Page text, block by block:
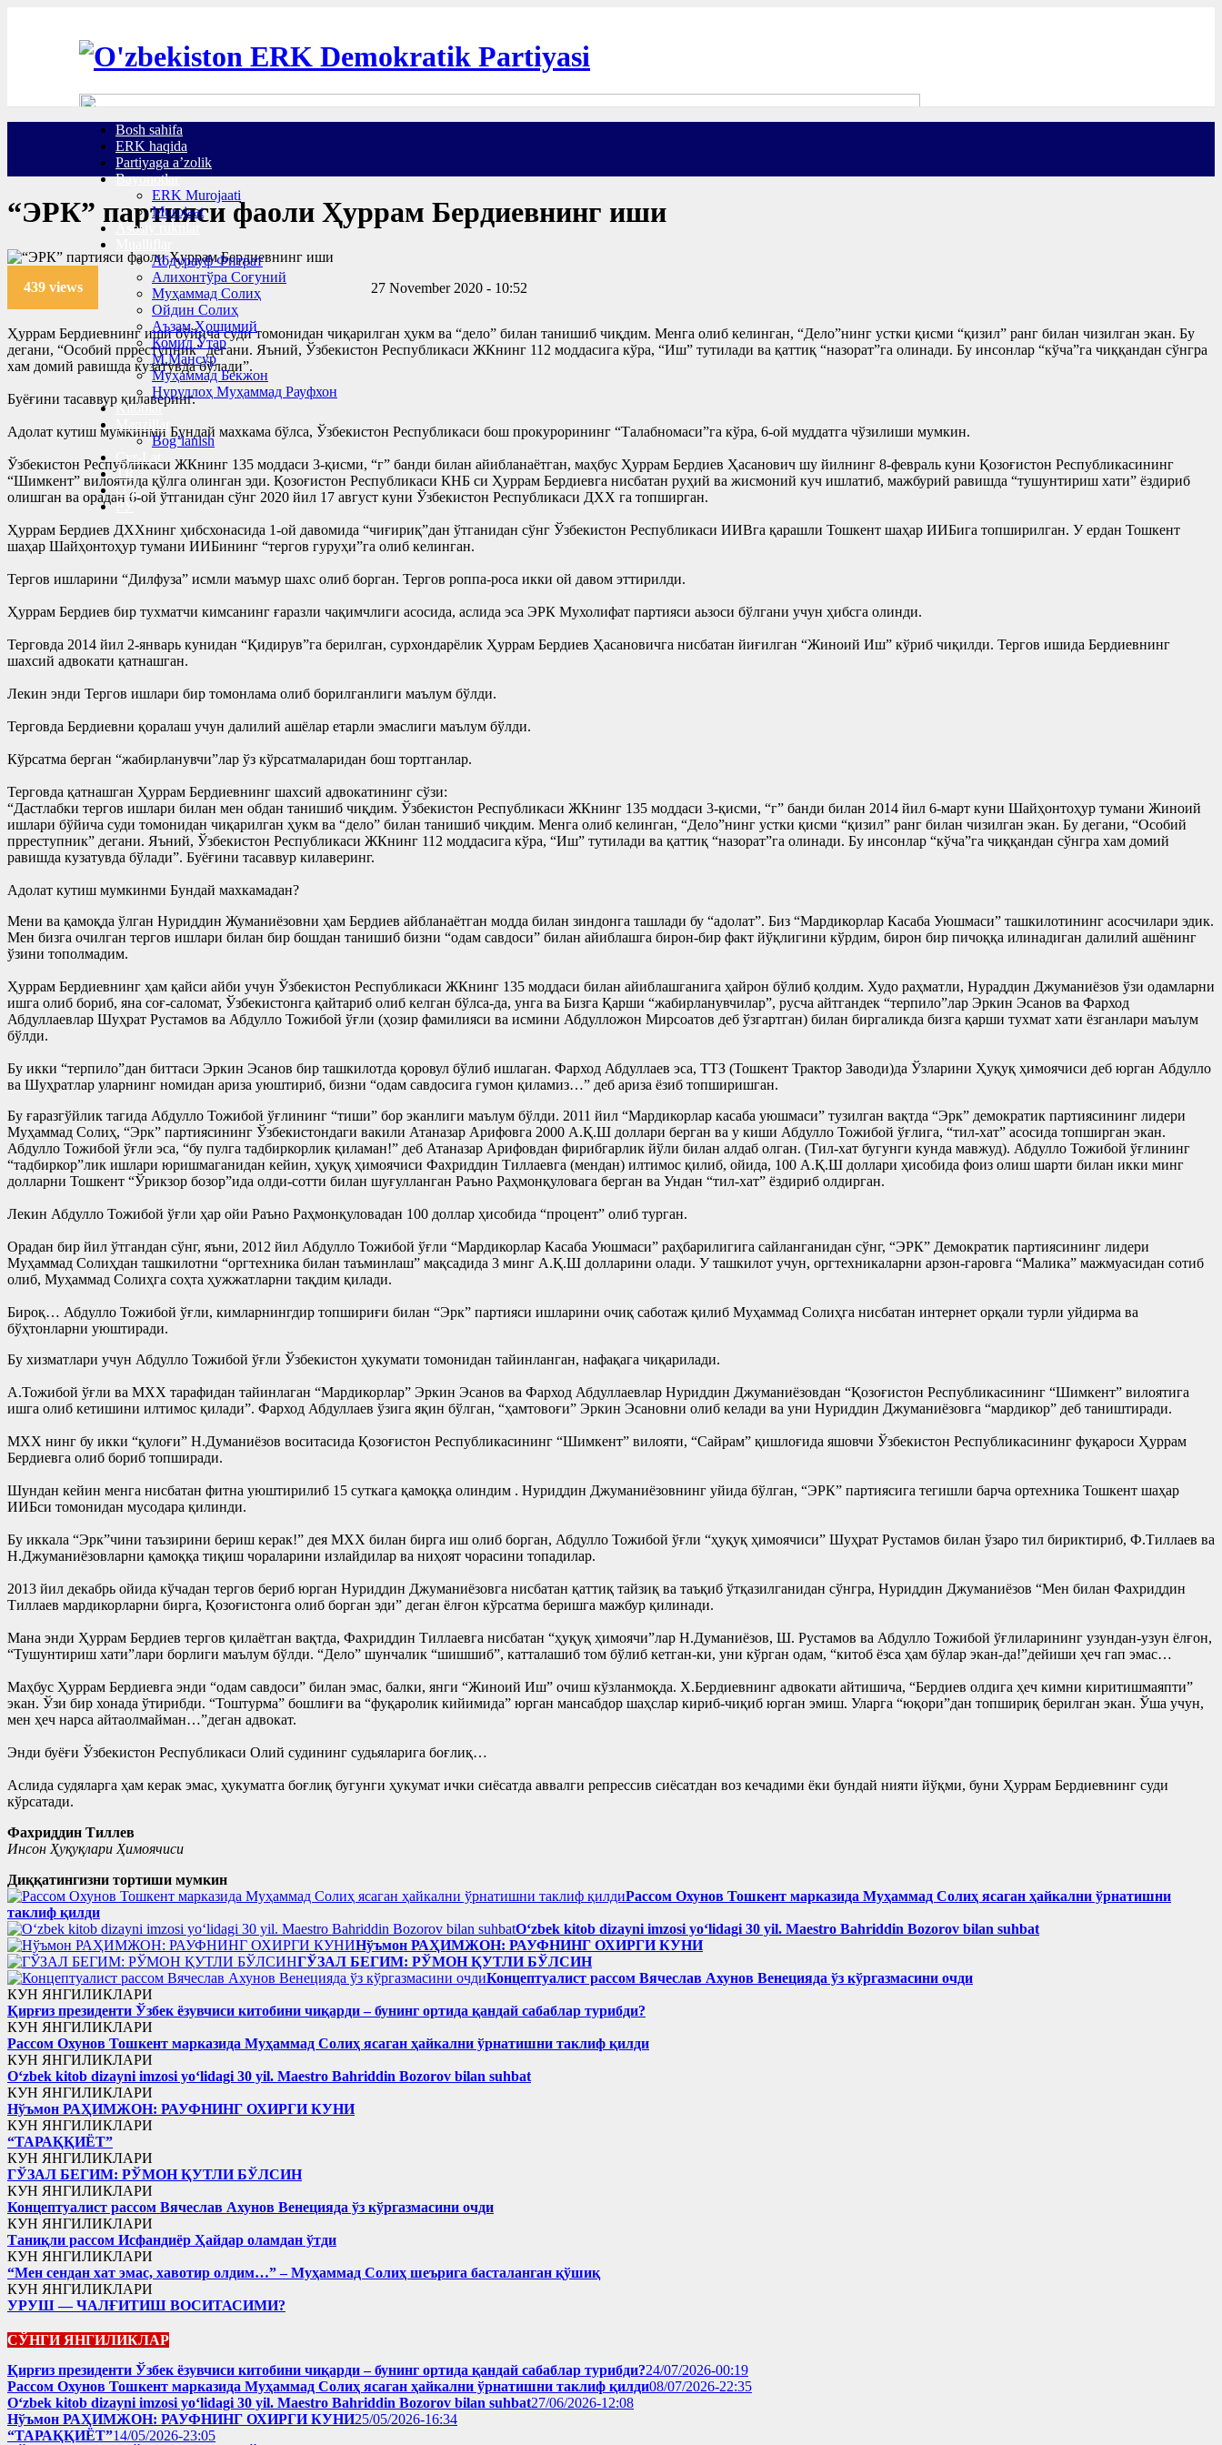
Bosh sahifa
ERK haqida
Partiyaga a’zolik
Bayonotlar
ERK Murojaati
Murojaat
Asosiy ruknlar
Абдурауф Фитрат
Алихонтўра Соғуний
Муҳаммад Солиҳ
Ойдин Солиҳ
Аъзам Ҳошимий
Комил Ўтар
М.Мансур
Муҳаммад Бекжон
Нуруллоҳ Муҳаммад Рауфхон
Kitoblar
Bog’lanish
Cyr-Lat
TR
O’Z
РУ
“ЭРК” партияси фаоли Ҳуррам Бердиевнинг иши
439 views 27 November 2020 - 10:52
Ҳуррам Бердиевнинг иши бўйича суди томонидан чиқарилган ҳукм ва “дело” билан танишиб чиқдим. Менга олиб келинган, “Дело”нинг устки қисми “қизил” ранг билан чизилган экан. Бу
дегани, “Особий прреступник” дегани. Яъний, Ўзбекистон Республикаси ЖКнинг 112 моддасига кўра, “Иш” тутилади ва қаттиқ “назорат”га олинади. Бу инсонлар “кўча”га чиққандан сўнгра
хам домий равишда кузатувда бўлади”.
Буёғини тасаввур қилаверинг.
Адолат кутиш мумкинми Бундай махкама бўлса, Ўзбекистон Республикаси бош прокурорининг “Талабномаси”га кўра, 6-ой муддатга чўзилиши мумкин.
Ўзбекистон Республикаси ЖКнинг 135 моддаси 3-қисми, “г” банди билан айибланаётган, маҳбус Ҳуррам Бердиев Ҳасанович шу йилнинг 8-февраль куни Қозоғистон Республикасининг
“Шимкент” вилоятида қўлга олинган эди. Қозоғистон Республикаси КНБ си Ҳуррам Бердиевга нисбатан руҳий ва жисмоний куч ишлатиб, мажбурий равишда “тушунтириш хати” ёздириб
олишган ва орадан 6-ой ўтганидан сўнг 2020 йил 17 август куни Ўзбекистон Республикаси ДХХ га топширган.
Ҳуррам Бердиев ДХХнинг ҳибсхонасида 1-ой давомида “чиғириқ”дан ўтганидан сўнг Ўзбекистон Республикаси ИИВга қарашли Тошкент шаҳар ИИБига топширилган. У ердан Тошкент
шаҳар Шайҳонтоҳур тумани ИИБининг “тергов гуруҳи”га олиб келинган.
Тергов ишларини “Дилфуза” исмли маъмур шахс олиб борган. Тергов роппа-роса икки ой давом эттирилди.
Ҳуррам Бердиев бир тухматчи кимсанинг ғаразли чақимчлиги асосида, аслида эса ЭРК Мухолифат партияси аьзоси бўлгани учун ҳибсга олинди.
Терговда 2014 йил 2-январь кунидан “Қидирув”га берилган, сурхондарёлик Ҳуррам Бердиев Ҳасановичга нисбатан йиғилган “Жиноий Иш” кўриб чиқилди. Тергов ишида Бердиевнинг
шахсий адвокати қатнашган.
Лекин энди Тергов ишлари бир томонлама олиб борилганлиги маълум бўлди.
Терговда Бердиевни қоралаш учун далилий ашёлар етарли эмаслиги маълум бўлди.
Кўрсатма берган “жабирланувчи”лар ўз кўрсатмаларидан бош тортганлар.
Терговда қатнашган Ҳуррам Бердиевнинг шахсий адвокатининг сўзи:
“Дастлабки тергов ишлари билан мен обдан танишиб чиқдим. Ўзбекистон Республикаси ЖКнинг 135 моддаси 3-қисми, “г” банди билан 2014 йил 6-март куни Шайҳонтоҳур тумани Жиноий
ишлари бўйича суди томонидан чиқарилган ҳукм ва “дело” билан танишиб чиқдим. Менга олиб келинган, “Дело”нинг устки қисми “қизил” ранг билан чизилган экан. Бу дегани, “Особий
прреступник” дегани. Яъний, Ўзбекистон Республикаси ЖКнинг 112 моддасига кўра, “Иш” тутилади ва қаттиқ “назорат”га олинади. Бу инсонлар “кўча”га чиққандан сўнгра хам домий
равишда кузатувда бўлади”. Буёғини тасаввур килаверинг.
Адолат кутиш мумкинми Бундай махкамадан?
Мени ва қамоқда ўлган Нуриддин Жуманиёзовни ҳам Бердиев айбланаётган модда билан зиндонга ташлади бу “адолат”. Биз “Мардикорлар Касаба Уюшмаси” ташкилотининг асосчилари эдик.
Мен бизга очилган тергов ишлари билан бир бошдан танишиб бизни “одам савдоси” билан айиблашга бирон-бир факт йўқлигини кўрдим, бирон бир пичоққа илинадиган далилий ашёнинг
ўзини тополмадим.
Ҳуррам Бердиевнинг ҳам қайси айби учун Ўзбекистон Республикаси ЖКнинг 135 моддаси билан айиблашганига ҳайрон бўлиб қолдим. Худо раҳматли, Нураддин Джуманиёзов ўзи одамларни
ишга олиб бориб, яна соғ-саломат, Ўзбекистонга қайтариб олиб келган бўлса-да, унга ва Бизга Қарши “жабирланувчилар”, русча айтгандек “терпило”лар Эркин Эсанов ва Фарход
Абдуллаевлар Шуҳрат Рустамов ва Абдулло Тожибой ўғли (ҳозир фамилияси ва исмини Абдулложон Мирсоатов деб ўзгартган) билан биргаликда бизга қарши тухмат хати ёзганлари маълум
бўлди.
Бу икки “терпило”дан биттаси Эркин Эсанов бир ташкилотда қоровул бўлиб ишлаган. Фарход Абдуллаев эса, ТТЗ (Тошкент Трактор Заводи)да Ўзларини Ҳуқуқ ҳимоячиси деб юрган Абдулло
ва Шуҳратлар уларнинг номидан ариза уюштириб, бизни “одам савдосига гумон қиламиз…” деб ариза ёзиб топширишган.
Бу ғаразгўйлик тагида Абдулло Тожибой ўғлининг “тиши” бор эканлиги маълум бўлди. 2011 йил “Мардикорлар касаба уюшмаси” тузилган вақтда “Эрк” демократик партиясининг лидери
Муҳаммад Солиҳ, “Эрк” партиясининг Ўзбекистондаги вакили Атаназар Арифовга 2000 А.Қ.Ш доллари берган ва у киши Абдулло Тожибой ўғлига, “тил-хат” асосида топширган экан.
Абдулло Тожибой ўғли эса, “бу пулга тадбиркорлик қиламан!” деб Атаназар Арифовдан фирибгарлик йўли билан алдаб олган. (Тил-хат бугунги кунда мавжуд). Абдулло Тожибой ўғлининг
“тадбиркор”лик ишлари юришмаганидан кейин, ҳуқуқ ҳимоячиси Фахриддин Тиллаевга (мендан) илтимос қилиб, ойида, 100 А.Қ.Ш доллари ҳисобида фоиз олиш шарти билан икки минг
долларни Тошкент “Ўрикзор бозор”ида олди-сотти билан шуғулланган Раъно Раҳмонқуловага берган ва Ундан “тил-хат” ёздириб олдирган.
Лекин Абдулло Тожибой ўғли ҳар ойи Раъно Раҳмонқуловадан 100 доллар ҳисобида “процент” олиб турган.
Орадан бир йил ўтгандан сўнг, яъни, 2012 йил Абдулло Тожибой ўғли “Мардикорлар Касаба Уюшмаси” раҳбарилигига сайланганидан сўнг, “ЭРК” Демократик партиясининг лидери
Муҳаммад Солиҳдан ташкилотни “оргтехника билан таъминлаш” мақсадида 3 минг А.Қ.Ш долларини олади. У ташкилот учун, оргтехникаларни арзон-гаровга “Малика” мажмуасидан сотиб
олиб, Муҳаммад Солиҳга соҳта ҳужжатларни тақдим қилади.
Бироқ… Абдулло Тожибой ўғли, кимларнингдир топшириғи билан “Эрк” партияси ишларини очиқ саботаж қилиб Муҳаммад Солиҳга нисбатан интернет орқали турли уйдирма ва
бўҳтонларни уюштиради.
Бу хизматлари учун Абдулло Тожибой ўғли Ўзбекистон ҳукумати томонидан тайинланган, нафақага чиқарилади.
А.Тожибой ўғли ва МХХ тарафидан тайинлаган “Мардикорлар” Эркин Эсанов ва Фарход Абдуллаевлар Нуриддин Джуманиёзовдан “Қозоғистон Республикасининг “Шимкент” вилоятига
ишга олиб кетишини илтимос қилади”. Фарход Абдуллаев ўзига яқин бўлган, “ҳамтовоғи” Эркин Эсановни олиб келади ва уни Нуриддин Джуманиёзовга “мардикор” деб таништиради.
МХХ нинг бу икки “қулоғи” Н.Думаниёзов воситасида Қозоғистон Республикасининг “Шимкент” вилояти, “Сайрам” қишлоғида яшовчи Ўзбекистон Республикасининг фуқароси Ҳуррам
Бердиевга олиб бориб топширади.
Шундан кейин менга нисбатан фитна уюштирилиб 15 суткага қамоққа олиндим . Нуриддин Джуманиёзовнинг уйида бўлган, “ЭРК” партиясига тегишли барча ортехника Тошкент шаҳар
ИИБси томонидан мусодара қилинди.
Бу иккала “Эрк”чини таъзирини бериш керак!” дея МХХ билан бирга иш олиб борган, Абдулло Тожибой ўғли “ҳуқуқ ҳимоячиси” Шуҳрат Рустамов билан ўзаро тил бириктириб, Ф.Тиллаев ва
Н.Джуманиёзовларни қамоққа тиқиш чораларини излайдилар ва ниҳоят чорасини топадилар.
2013 йил декабрь ойида кўчадан тергов бериб юрган Нуриддин Джуманиёзовга нисбатан қаттиқ тайзиқ ва таъқиб ўтқазилганидан сўнгра, Нуриддин Джуманиёзов “Мен билан Фахриддин
Тиллаев мардикорларни бирга, Қозоғистонга олиб борган эди” деган ёлғон кўрсатма беришга мажбур қилинади.
Мана энди Ҳуррам Бердиев тергов қилаётган вақтда, Фахриддин Тиллаевга нисбатан “ҳуқуқ ҳимоячи”лар Н.Думаниёзов, Ш. Рустамов ва Абдулло Тожибой ўғлиларининг узундан-узун ёлғон,
“Тушунтириш хати”лари борлиги маълум бўлди. “Дело” шунчалик “шишшиб”, катталашиб том бўлиб кетган-ки, уни кўрган одам, “китоб ёзса ҳам бўлар экан-да!”дейиши ҳеч гап эмас…
Маҳбус Ҳуррам Бердиевга энди “одам савдоси” билан эмас, балки, янги “Жиноий Иш” очиш кўзланмоқда. Х.Бердиевнинг адвокати айтишича, “Бердиев олдига ҳеч кимни киритишмаяпти”
экан. Ўзи бир хонада ўтирибди. “Тоштурма” бошлиғи ва “фуқаролик кийимида” юрган мансабдор шаҳслар кириб-чиқиб юрган эмиш. Уларга “юқори”дан топшириқ берилган экан. Ўша учун,
мен ҳеч нарса айтаолмайман…”деган адвокат.
Энди буёғи Ўзбекистон Республикаси Олий судининг судьяларига боғлиқ…
Аслида судяларга ҳам керак эмас, ҳукуматга боғлиқ бугунги ҳукумат ички сиёсатда аввалги репрессив сиёсатдан воз кечадими ёки бундай нияти йўқми, буни Ҳуррам Бердиевнинг суди
кўрсатади.
Фахриддин Тиллев
Инсон Ҳуқуқлари Ҳимоячиси
Диққатингизни тортиши мумкин
Рассом Охунов Тошкент марказида Муҳаммад Солиҳ яcаган ҳайкални ўрнатишни
таклиф қилди
Oʻzbek kitob dizayni imzosi yoʻlidagi 30 yil. Maestro Bahriddin Bozorov bilan suhbat
Нўъмон РАҲИМЖОН: РАУФНИНГ ОХИРГИ КУНИ
ГЎЗАЛ БЕГИМ: РЎМОН ҚУТЛИ БЎЛСИН
Концептуалист рассом Вячеслав Ахунов Венецияда ўз кўргазмасини очди
КУН ЯНГИЛИКЛАРИ
Қирғиз президенти Ўзбек ёзувчиси китобини чиқарди – бунинг ортида қандай сабаблар турибди?
КУН ЯНГИЛИКЛАРИ
Рассом Охунов Тошкент марказида Муҳаммад Солиҳ яcаган ҳайкални ўрнатишни таклиф қилди
КУН ЯНГИЛИКЛАРИ
Oʻzbek kitob dizayni imzosi yoʻlidagi 30 yil. Maestro Bahriddin Bozorov bilan suhbat
КУН ЯНГИЛИКЛАРИ
Нўъмон РАҲИМЖОН: РАУФНИНГ ОХИРГИ КУНИ
КУН ЯНГИЛИКЛАРИ
“ТАРАҚҚИЁТ”
КУН ЯНГИЛИКЛАРИ
ГЎЗАЛ БЕГИМ: РЎМОН ҚУТЛИ БЎЛСИН
КУН ЯНГИЛИКЛАРИ
Концептуалист рассом Вячеслав Ахунов Венецияда ўз кўргазмасини очди
КУН ЯНГИЛИКЛАРИ
Таниқли рассом Исфандиёр Ҳайдар оламдан ўтди
КУН ЯНГИЛИКЛАРИ
“Мен сендан хат эмас, хавотир олдим…” – Муҳаммад Солиҳ шеърига басталанган қўшиқ
КУН ЯНГИЛИКЛАРИ
УРУШ — ЧАЛҒИТИШ ВОСИТАСИМИ?
СЎНГИ ЯНГИЛИКЛАР
Қирғиз президенти Ўзбек ёзувчиси китобини чиқарди – бунинг ортида қандай сабаблар турибди?24/07/2026-00:19
Рассом Охунов Тошкент марказида Муҳаммад Солиҳ яcаган ҳайкални ўрнатишни таклиф қилди08/07/2026-22:35
Oʻzbek kitob dizayni imzosi yoʻlidagi 30 yil. Maestro Bahriddin Bozorov bilan suhbat27/06/2026-12:08
Нўъмон РАҲИМЖОН: РАУФНИНГ ОХИРГИ КУНИ25/05/2026-16:34
“ТАРАҚҚИЁТ”14/05/2026-23:05